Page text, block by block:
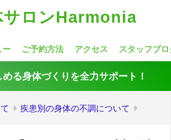
サロンHarmonia
ー ご予約方法 アクセス スタッフブロ
る身体づくりを全力サポート！
疾患別の身体の不調について